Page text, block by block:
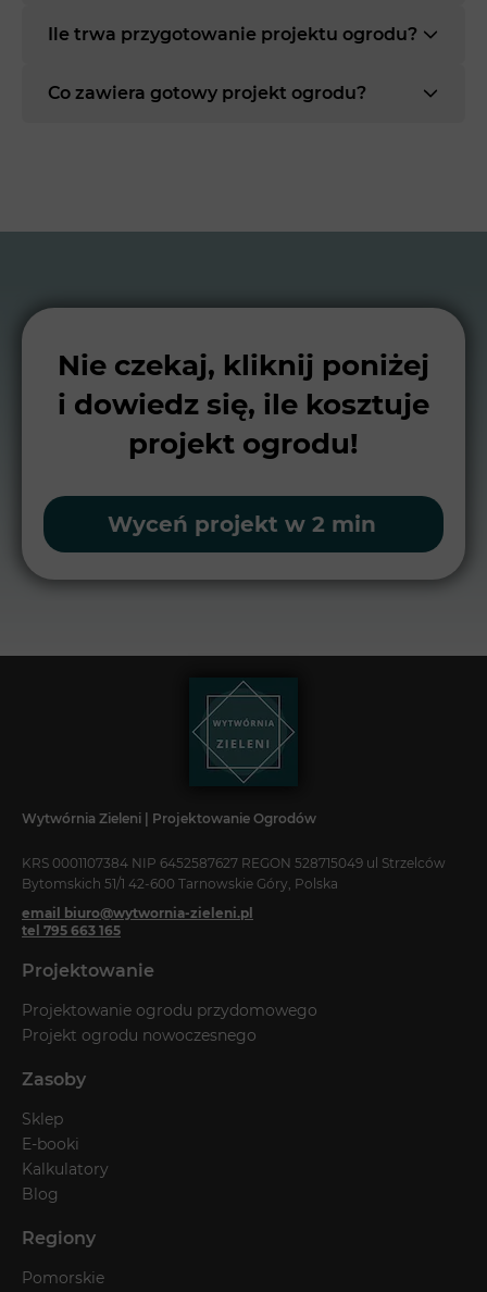
Ile trwa przygotowanie projektu ogrodu?
Co zawiera gotowy projekt ogrodu?
Nie czekaj, kliknij poniżej
i dowiedz się, ile kosztuje
projekt ogrodu!
Wyceń projekt w 2 min
Wytwórnia Zieleni | Projektowanie Ogrodów
KRS 0001107384 NIP 6452587627 REGON 528715049 ul Strzelców
Bytomskich 51/1 42-600 Tarnowskie Góry, Polska
email biuro@wytwornia-zieleni.pl
tel 795 663 165
Projektowanie
Projektowanie ogrodu przydomowego
Projekt ogrodu nowoczesnego
Zasoby
Sklep
E-booki
Kalkulatory
Blog
Regiony
Pomorskie